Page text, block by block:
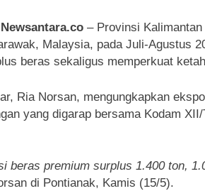
– Provinsi
Malaysia, pada Juli-Agustus
beras sekaligus memperkuat
Ria Norsan, mengungkapkan
yang digarap bersama Kodam
beras premium surplus 1.400 ton,
di Pontianak, Kamis (15/5).